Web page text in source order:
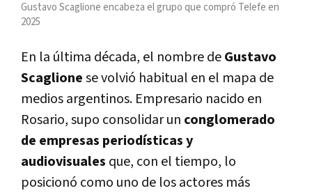
Gustavo Scaglione encabeza el grupo que compró Telefe en
2025
En la última década, el nombre deGustavo
Scaglionese volvió habitual en el mapa de
medios argentinos. Empresario nacido en
Rosario, supo consolidar un conglomerado
de empresas periodísticas y
audiovisuales que, con el tiempo, lo
posicionó como uno de los actores más